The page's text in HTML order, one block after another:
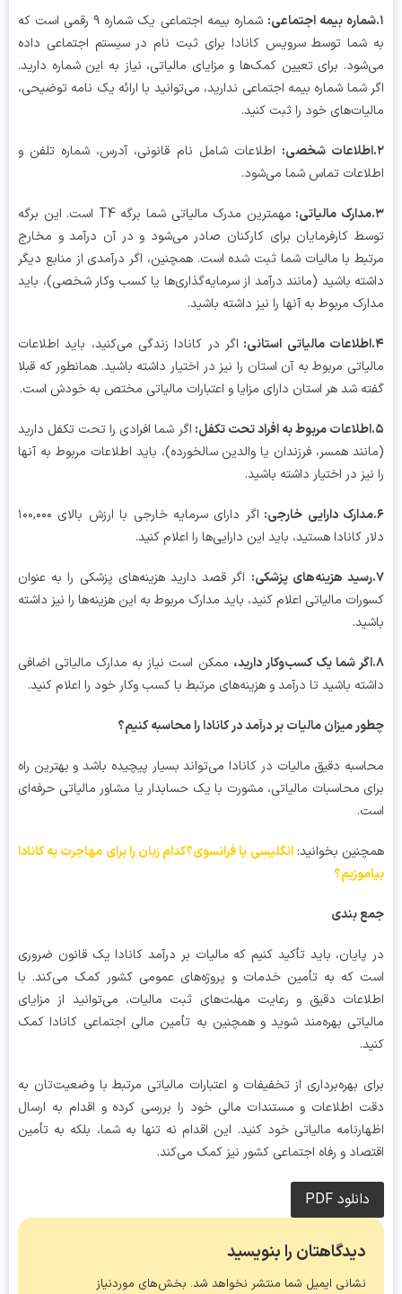
شماره بیمه اجتماعی یک شماره ۹ رقمی است که
شما توسط سرویس کانادا برای ثبت نام در سیستم اجتماعی داده
برای تعیین کمک‌ها و مزایای مالیاتی، نیاز به این شماره دارید.
شما شماره بیمه اجتماعی ندارید، می‌توانید با ارائه یک نامه توضیحی،
خود را ثبت کنید.
اطلاعات شامل نام قانونی، آدرس، شماره تلفن و
تماس شما می‌شود.
:
مهمترین مدرک مالیاتی شما برگه T4 است. این برگه
کارفرمایان برای کارکنان صادر می‌شود و در آن درآمد و مخارج
با مالیات شما ثبت شده است. همچنین، اگر درآمدی از منابع دیگر
باشید (مانند درآمد از سرمایه‌گذاری‌ها یا کسب‌ وکار شخصی)، باید
مربوط به آنها را نیز داشته باشید.
:اگر در کانادا زندگی می‌کنید، باید اطلاعات
مربوط به آن استان را نیز در اختیار داشته باشید. همانطور که قبلا
شد هر استان دارای مزایا و اعتبارات مالیاتی مختص به خودش است.
:اگر شما افرادی را تحت تکفل دارید
همسر، فرزندان یا والدین سالخورده)، باید اطلاعات مربوط به آنها
در اختیار داشته باشید.
:
اگر دارای سرمایه خارجی با ارزش بالای ۱۰۰,۰۰۰
کانادا هستید، باید این دارایی‌ها را اعلام کنید.
:اگر قصد دارید هزینه‌های پزشکی را به عنوان
مالیاتی اعلام کنید، باید مدارک مربوط به این هزینه‌ها را نیز داشته
ممکن است نیاز به مدارک مالیاتی اضافی
باشید تا درآمد و هزینه‌های مرتبط با کسب ‌وکار خود را اعلام کنید.
میزان مالیات بر درآمد در کانادا را محاسبه کنیم؟
دقیق مالیات در کانادا می‌تواند بسیار پیچیده باشد و بهترین راه
محاسبات مالیاتی، مشورت با یک حسابدار یا مشاور مالیاتی حرفه‌ای
بخوانید:انگلیسی یا فرانسوی؟کدام زبان را برای مهاجرت به کانادا
بندی
باید تأکید کنیم که مالیات بر درآمد کانادا یک قانون ضروری
که به تأمین خدمات و پروژه‌های عمومی کشور کمک می‌کند. با
دقیق و رعایت مهلت‌های ثبت مالیات، می‌توانید از مزایای
بهره‌مند شوید و همچنین به تأمین مالی اجتماعی کانادا کمک
بهره‌برداری از تخفیفات و اعتبارات مالیاتی مرتبط با وضعیت‌تان به
اطلاعات و مستندات مالی خود را بررسی کرده و اقدام به ارسال
مالیاتی خود کنید. این اقدام نه تنها به شما، بلکه به تأمین
و رفاه اجتماعی کشور نیز کمک می‌کند.
دانلود PDF
دیدگاهتان را بنویسید
نشانی ایمیل شما منتشر نخواهد شد. بخش‌های موردنیاز